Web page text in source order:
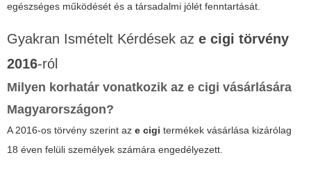
egészséges működését és a társadalmi jólét fenntartását.
Gyakran Ismételt Kérdések az e cigi törvény
2016-ról
Milyen korhatár vonatkozik az e cigi vásárlására
Magyarországon?
A 2016-os törvény szerint az e cigi termékek vásárlása kizárólag
18 éven felüli személyek számára engedélyezett.